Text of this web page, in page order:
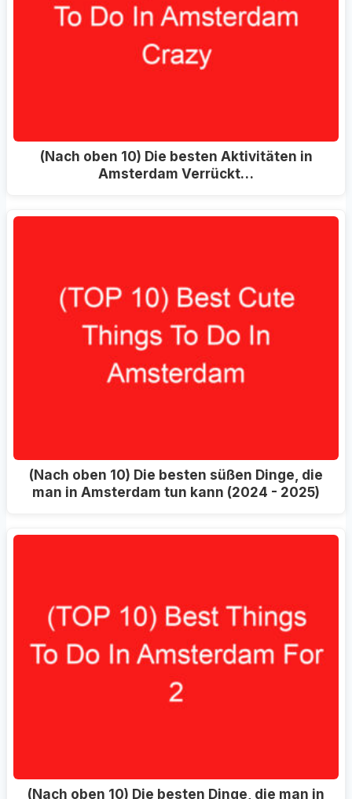
(Nach oben 10) Die besten Aktivitäten in
Amsterdam Verrückt…
(Nach oben 10) Die besten süßen Dinge, die
man in Amsterdam tun kann (2024 - 2025)
(Nach oben 10) Die besten Dinge, die man in